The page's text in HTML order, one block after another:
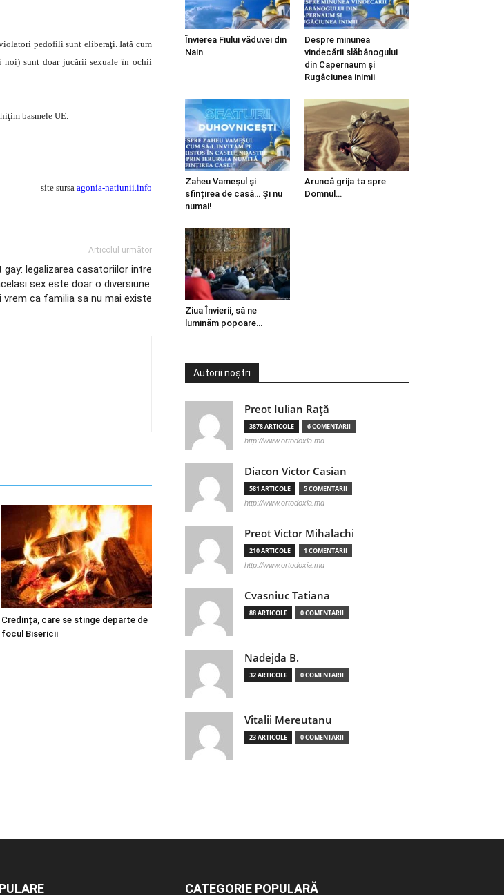
pedofili sunt eliberaţi. Iată cum
sunt doar jucării sexuale în ochii
basmele UE.
site sursa agonia-natiunii.info
Articolul următor
legalizarea casatoriilor intre
sex este doar o diversiune.
vrem ca familia sa nu mai existe
Credința, care se stinge departe de
focul Bisericii
Învierea Fiului văduvei din
Nain
Despre minunea
vindecării slăbănogului
din Capernaum și
Rugăciunea inimii
Zaheu Vameșul și
sfințirea de casă… Și nu
numai!
Aruncă grija ta spre
Domnul…
Ziua Învierii, să ne
luminăm popoare…
Autorii noștri
Preot Iulian Raţă
3878 ARTICOLE 6 COMENTARII
http://www.ortodoxia.md
Diacon Victor Casian
581 ARTICOLE 5 COMENTARII
http://www.ortodoxia.md
Preot Victor Mihalachi
210 ARTICOLE 1 COMENTARII
http://www.ortodoxia.md
Cvasniuc Tatiana
88 ARTICOLE 0 COMENTARII
Nadejda B.
32 ARTICOLE 0 COMENTARII
Vitalii Mereutanu
23 ARTICOLE 0 COMENTARII
CATEGORIE POPULARĂ